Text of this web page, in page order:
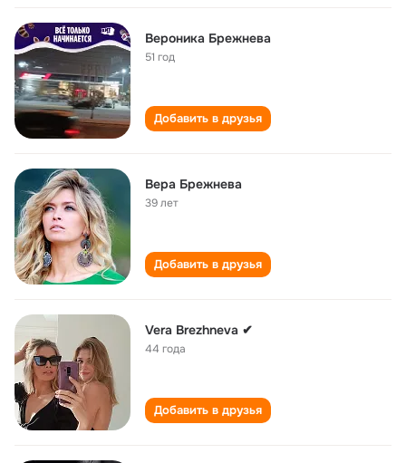
Вероника Брежнева
51 год
Добавить в друзья
Вера Брежнева
39 лет
Добавить в друзья
Vera Brezhneva ✔
44 года
Добавить в друзья